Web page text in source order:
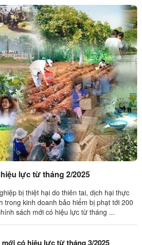
lực từ tháng 2/2025
bị thiệt hại do thiên tai, dịch hại thực
trong kinh doanh bảo hiểm bị phạt tới 200
sách mới có hiệu lực từ tháng ...
có hiệu lực từ tháng 3/2025